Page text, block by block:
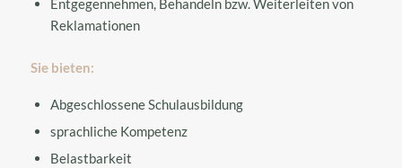
Entgegennehmen, Behandeln bzw. Weiterleiten von
Reklamationen
Sie bieten:
Abgeschlossene Schulausbildung
sprachliche Kompetenz
Belastbarkeit